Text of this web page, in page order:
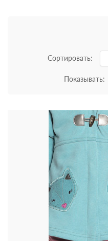
Сортировать:
Показывать: